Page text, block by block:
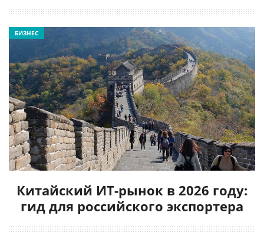
Китайский ИТ-рынок в 2026 году:
гид для российского экспортера
БИЗНЕС